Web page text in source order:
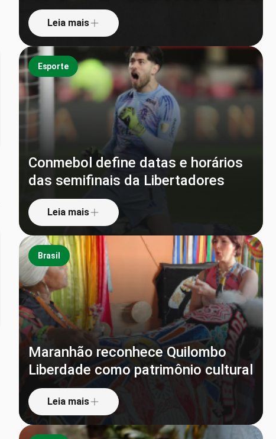
Leia mais
Esporte
Conmebol define datas e horários
das semifinais da Libertadores
Leia mais
Brasil
Maranhão reconhece Quilombo
Liberdade como patrimônio cultural
Leia mais